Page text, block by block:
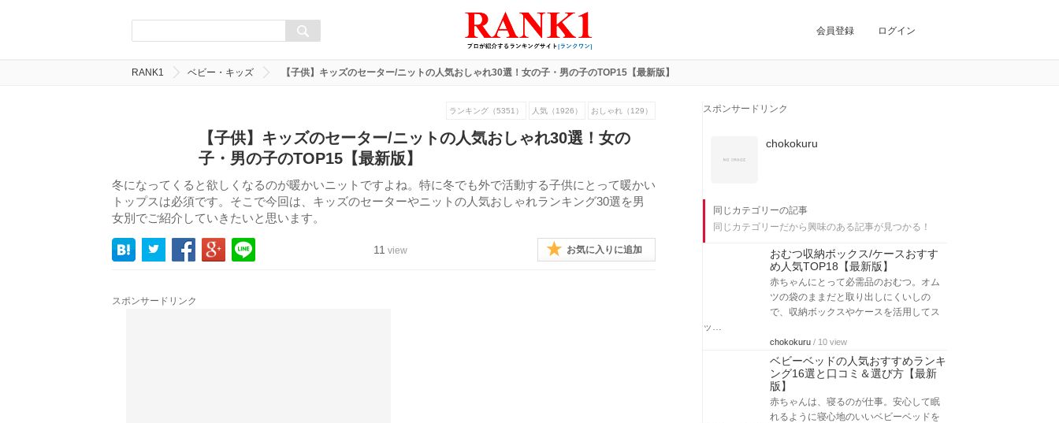
会員登録 ログイン
RANK1 ベビー・キッズ 【子供】キッズのセーター/ニットの人気おしゃれ30選！女の子・男の子のTOP15【最新版】
ランキング（5351） 人気（1926） おしゃれ（129）
【子供】キッズのセーター/ニットの人気おしゃれ30選！女の
子・男の子のTOP15【最新版】
冬になってくると欲しくなるのが暖かいニットですよね。特に冬でも外で活動する子供にとって暖かい
トップスは必須です。そこで今回は、キッズのセーターやニットの人気おしゃれランキング30選を男
女別でご紹介していきたいと思います。
11 view お気に入りに追加
スポンサードリンク
スポンサードリンク
chokokuru
同じカテゴリーの記事
同じカテゴリーだから興味のある記事が見つかる！
おむつ収納ボックス/ケースおすす
め人気TOP18【最新版】
赤ちゃんにとって必需品のおむつ。オム
ツの袋のままだと取り出しにくいしの
で、収納ボックスやケースを活用してス
ッ…
chokokuru / 10 view
ベビーベッドの人気おすすめランキ
ング16選と口コミ＆選び方【最新
版】
赤ちゃんは、寝るのが仕事。安心して眠
れるように寝心地のいいベビーベッドを